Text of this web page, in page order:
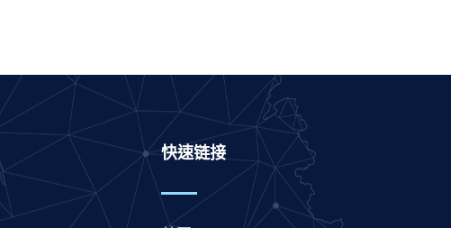
快速链接
French
German
Gujarati
Hindi
Indonesian